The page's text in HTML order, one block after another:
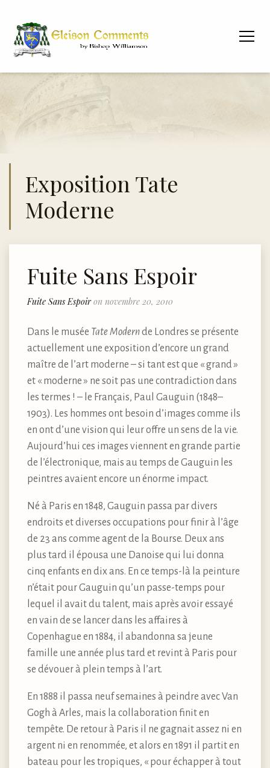
Exposition Tate
Moderne
Fuite Sans Espoir
Fuite Sans Espoiron novembre 20, 2010
Dans le musée Tate Modernde Londres se présente
actuellement une exposition d’encore un grand
maître de l’art moderne – si tant est que « grand »
et « moderne » ne soit pas une contradiction dans
les termes ! – le Français, Paul Gauguin (1848–
1903). Les hommes ont besoin d’images comme ils
en ont d’une vision qui leur offre un sens de la vie.
Aujourd’hui ces images viennent en grande partie
de l’électronique, mais au temps de Gauguin les
peintres avaient encore un énorme impact.
Né à Paris en 1848, Gauguin passa par divers
endroits et diverses occupations pour finir à l’âge
de 23 ans comme agent de la Bourse. Deux ans
plus tard il épousa une Danoise qui lui donna
cinq enfants en dix ans. En ce temps-là la peinture
n’était pour Gauguin qu’un passe-temps pour
lequel il avait du talent, mais après avoir essayé
en vain de se lancer dans les affaires à
Copenhague en 1884, il abandonna sa jeune
famille une année plus tard et revint à Paris pour
se dévouer à plein temps à l’art.
En 1888 il passa neuf semaines à peindre avec Van
Gogh à Arles, mais la collaboration finit en
tempête. De retour à Paris il ne gagnait assez ni en
argent ni en renommée, et alors en 1891 il partit en
bateau pour les tropiques, « pour échapper à tout